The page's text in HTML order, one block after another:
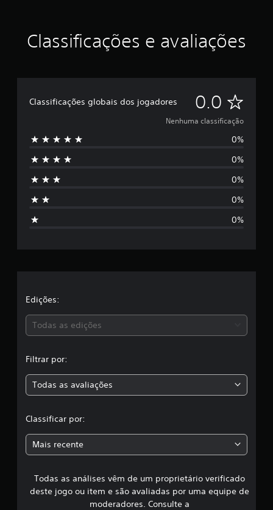
Classificações e avaliações
Classificações globais dos jogadores 0.0 N
e
n
h
m
i
f
c
a
ç
Nenhuma classificação
0%
0%
0%
0%
0%
Edições:
Todas as edições
Filtrar por:
Todas as avaliações
Classificar por:
Mais recente
Todas as análises vêm de um proprietário verificado
deste jogo ou item e são avaliadas por uma equipe de
moderadores. Consulte a